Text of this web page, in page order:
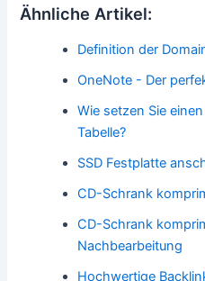
Ähnliche Artikel:
Definition der
OneNote - Der
Wie setzen Sie
Tabelle?
SSD Festplatte
CD-Schrank
CD-Schrank
Nachbearbeitung
Hochwertige